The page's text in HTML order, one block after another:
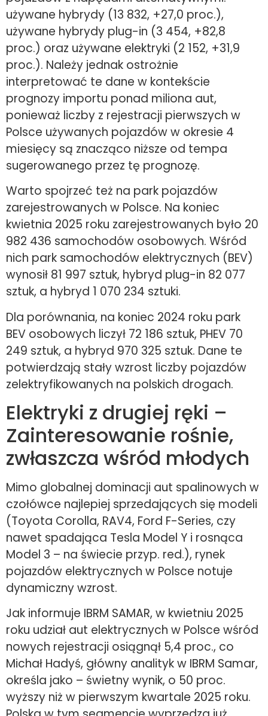
używane hybrydy (13 832, +27,0 proc.),
używane hybrydy plug-in (3 454, +82,8
proc.) oraz używane elektryki (2 152, +31,9
proc.). Należy jednak ostrożnie
interpretować te dane w kontekście
prognozy importu ponad miliona aut,
ponieważ liczby z rejestracji pierwszych w
Polsce używanych pojazdów w okresie 4
miesięcy są znacząco niższe od tempa
sugerowanego przez tę prognozę.
Warto spojrzeć też na park pojazdów
zarejestrowanych w Polsce. Na koniec
kwietnia 2025 roku zarejestrowanych było 20
982 436 samochodów osobowych. Wśród
nich park samochodów elektrycznych (BEV)
wynosił 81 997 sztuk, hybryd plug-in 82 077
sztuk, a hybryd 1 070 234 sztuki.
Dla porównania, na koniec 2024 roku park
BEV osobowych liczył 72 186 sztuk, PHEV 70
249 sztuk, a hybryd 970 325 sztuk. Dane te
potwierdzają stały wzrost liczby pojazdów
zelektryfikowanych na polskich drogach.
Elektryki z drugiej ręki –
Zainteresowanie rośnie,
zwłaszcza wśród młodych
Mimo globalnej dominacji aut spalinowych w
czołówce najlepiej sprzedających się modeli
(Toyota Corolla, RAV4, Ford F-Series, czy
nawet spadająca Tesla Model Y i rosnąca
Model 3 – na świecie przyp. red.), rynek
pojazdów elektrycznych w Polsce notuje
dynamiczny wzrost.
Jak informuje IBRM SAMAR, w kwietniu 2025
roku udział aut elektrycznych w Polsce wśród
nowych rejestracji osiągnął 5,4 proc., co
Michał Hadyś, główny analityk w IBRM Samar,
określa jako – świetny wynik, o 50 proc.
wyższy niż w pierwszym kwartale 2025 roku.